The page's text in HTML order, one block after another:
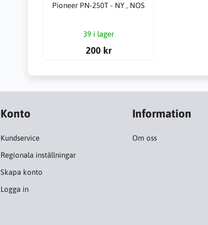
Pioneer PN-250T - NY , NOS
39 i lager
200 kr
Konto
Kundservice
Regionala inställningar
Skapa konto
Logga in
Information
Om oss